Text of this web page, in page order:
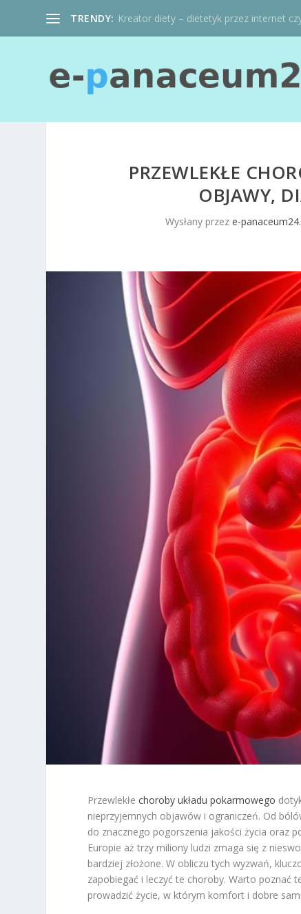
TRENDY: Kreator diety – dietetyk przez internet
PRZEWLEKŁE
OBJAWY,
Wysłany przeze-
Przewlekłechoroby układu pokarmowego
nieprzyjemnych objawów i ograniczeń. Od
do znacznego pogorszenia jakości życia oraz
Europie aż trzy miliony ludzi zmaga się z
bardziej złożone. W obliczu tych wyzwań,
zapobiegać i leczyć te choroby. Warto poznać
prowadzić życie, w którym komfort i dobre